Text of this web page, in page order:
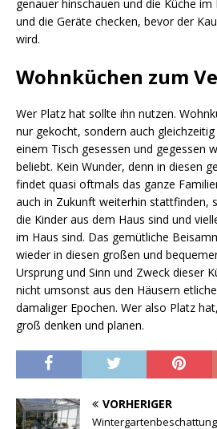
genauer hinschauen und die Küche im
und die Geräte checken, bevor der
wird.
Wohnküchen zum
Wer Platz hat sollte ihn nutzen.
nur gekocht, sondern auch
einem Tisch gesessen und gegessen
beliebt. Kein Wunder, denn in diesen
findet quasi oftmals das ganze
auch in Zukunft weiterhin stattfinden,
die Kinder aus dem Haus sind und
im Haus sind. Das gemütliche
wieder in diesen großen und
Ursprung und Sinn und Zweck dieser
nicht umsonst aus den Häusern
damaliger Epochen. Wer also Platz
groß denken und planen.
VORHERIGER